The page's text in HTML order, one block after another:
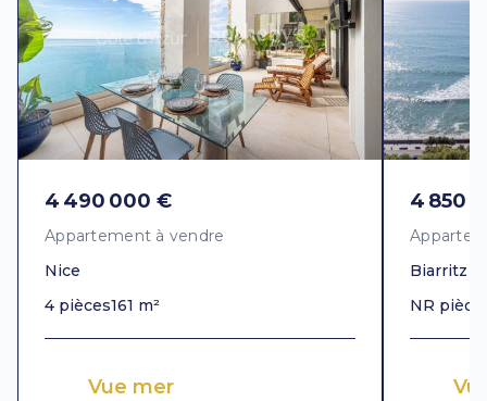
4 490 000 €
Appartement à vendre
Nice
4 pièces161 m²
Vue mer
4 850
Biarritz
NR pièce